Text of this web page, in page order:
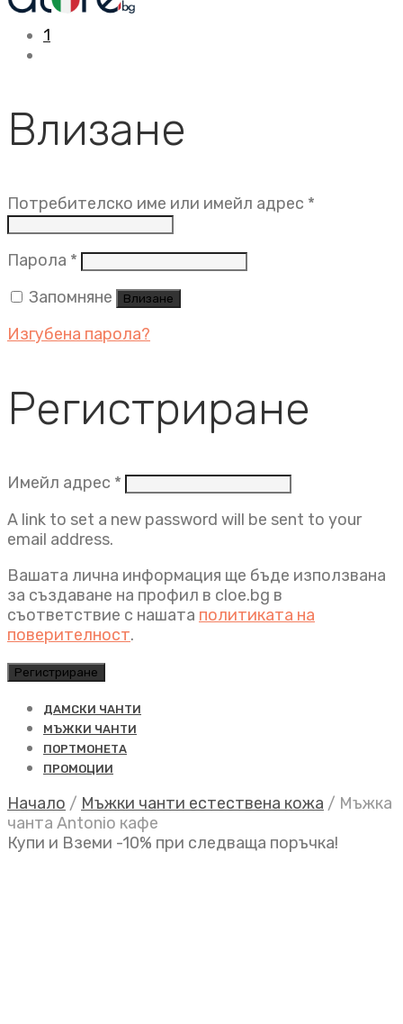
1
Влизане
Потребителско име или имейл адрес *
Парола * Задължително
Запомняне
Влизане
Изгубена парола?
Регистриране
Имейл адрес * Задължително
A link to set a new password will be sent to your
email address.
Вашата лична информация ще бъде използвана
за създаване на профил в cloe.bg в
съответствие с нашата политиката на
поверителност.
Регистриране
ДАМСКИ ЧАНТИ
МЪЖКИ ЧАНТИ
ПОРТМОНЕТА
ПРОМОЦИИ
Начало / Мъжки чанти естествена кожа / Мъжка
чанта Antonio кафе
Купи и Вземи -10% при следваща поръчка!